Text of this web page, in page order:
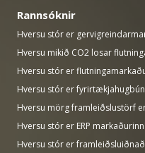
Rannsóknir
Hversu stór er
Hversu mikið CO2 losar
Hversu stór er
Hversu stór er
Hversu mörg framleiðslustörf
Hversu stór er ERP
Hversu stór er